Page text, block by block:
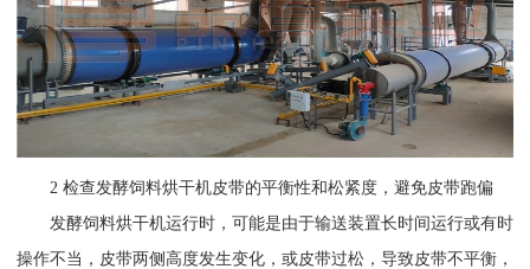
2 检查发酵饲料烘干机皮带的平衡性和松紧度，避免皮带跑偏
发酵饲料烘干机运行时，可能是由于输送装置长时间运行或有时
操作不当，皮带两侧高度发生变化，或皮带过松，导致皮带不平衡，